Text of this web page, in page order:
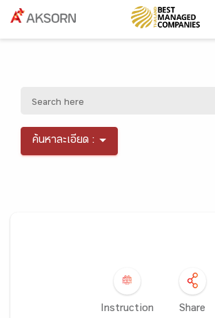
ค้นหาละเอียด :
Instruction
Share